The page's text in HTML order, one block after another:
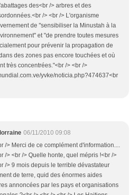
des<br /> arbres et des
/> <br /> L'organisme
de "sensibiliser la Minustah à la
et "de prendre toutes mesures
pour prévenir la propagation de
des zones pas encore touchées et où
très concentrées."<br /> <br />
yvke/noticia.php?474637<br
06/11/2010 09:08
/> Merci de ce complément d'information....
/> <br /> Quelle honte, quel mépris !<br />
/> 9 mois depuis le terrible dévastateur
de terre, quid des énormes aides
annoncées par les pays et organisations